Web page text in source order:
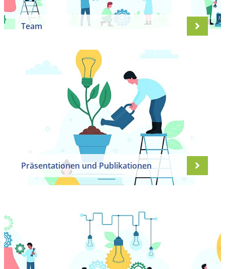
Team
Präsentationen und Publikationen